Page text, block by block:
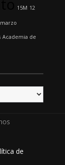
15M 12
Academia de
de